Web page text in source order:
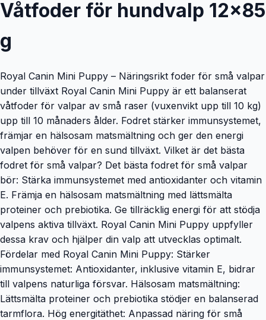
Våtfoder för hundvalp 12x85
g
Royal Canin Mini Puppy – Näringsrikt foder för små valpar
under tillväxt Royal Canin Mini Puppy är ett balanserat
våtfoder för valpar av små raser (vuxenvikt upp till 10 kg)
upp till 10 månaders ålder. Fodret stärker immunsystemet,
främjar en hälsosam matsmältning och ger den energi
valpen behöver för en sund tillväxt. Vilket är det bästa
fodret för små valpar? Det bästa fodret för små valpar
bör: Stärka immunsystemet med antioxidanter och vitamin
E. Främja en hälsosam matsmältning med lättsmälta
proteiner och prebiotika. Ge tillräcklig energi för att stödja
valpens aktiva tillväxt. Royal Canin Mini Puppy uppfyller
dessa krav och hjälper din valp att utvecklas optimalt.
Fördelar med Royal Canin Mini Puppy: Stärker
immunsystemet: Antioxidanter, inklusive vitamin E, bidrar
till valpens naturliga försvar. Hälsosam matsmältning:
Lättsmälta proteiner och prebiotika stödjer en balanserad
tarmflora. Hög energitäthet: Anpassad näring för små